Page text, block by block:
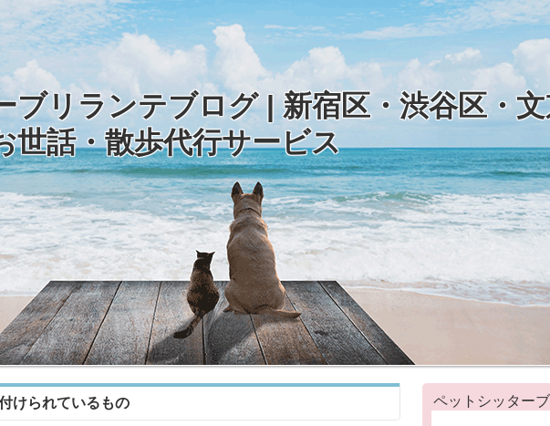
ブリランテブログ | 新宿区・渋谷区・
世話・散歩代行サービス
けられているもの ペットシッター